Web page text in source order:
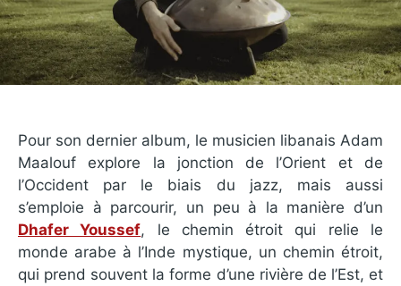
Pour son dernier album, le musicien libanais Adam
Maalouf explore la jonction de l’Orient et de
l’Occident par le biais du jazz, mais aussi
s’emploie à parcourir, un peu à la manière d’un
Dhafer Youssef, le chemin étroit qui relie le
monde arabe à l’Inde mystique, un chemin étroit,
qui prend souvent la forme d’une rivière de l’Est, et